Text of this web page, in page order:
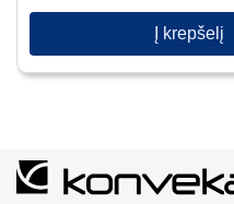
Į krepšelį